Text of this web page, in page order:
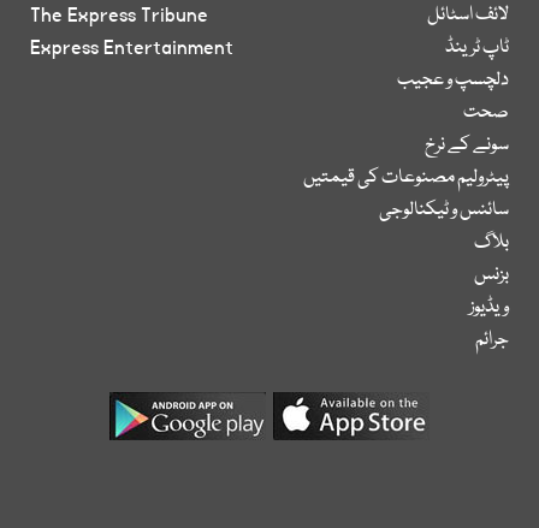
لائف اسٹائل
ٹاپ ٹرینڈ
دلچسپ و عجیب
صحت
سونے کے نرخ
پیٹرولیم مصنوعات کی قیمتیں
سائنس و ٹیکنالوجی
بلاگ
بزنس
ویڈیوز
جرائم
The Express Tribune
Express Entertainment